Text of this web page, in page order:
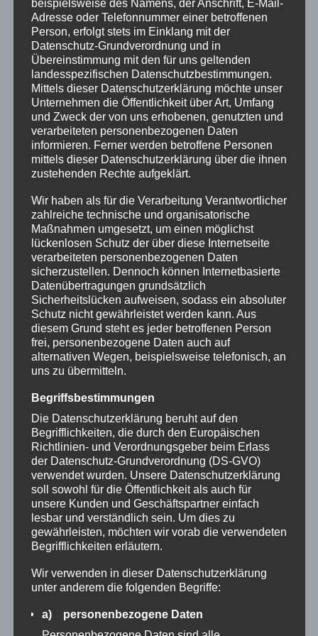
(5%) der Mitarbeiter eines Unternehmens
mit „normaler“ Brandgefährdung als
Brandschutzhelfer unterwiesen sein.
Nach Art und Größe oder
Brandgefährdung des Betriebes kann
eine höhere Unterweisungsquote
sinnvoll sein.
Sicherheit im Einzelhandel
Durch die Unterstützung zahlreicher
Geschäftspartner hier aus Wolfsburg, gibt
es seit dem Jahr 2003 wieder die
Citydetektive in der Wolfsburger
Die Erfahrung hat gezeigt, dass diese Art
der Überwachung effektiver und
kostengünstiger ist als der Dauereinsatz
von Hausdetektiven.
Empfangsdienste
beispielsweise des Namens, der Anschrift, E-Mail-
Adresse oder Telefonnummer einer betroffenen
Person, erfolgt stets im Einklang mit der
Datenschutz-Grundverordnung und in
Übereinstimmung mit den für uns geltenden
landesspezifischen Datenschutzbestimmungen.
Mittels dieser Datenschutzerklärung möchte unser
Unternehmen die Öffentlichkeit über Art, Umfang
und Zweck der von uns erhobenen, genutzten und
verarbeiteten personenbezogenen Daten
informieren. Ferner werden betroffene Personen
mittels dieser Datenschutzerklärung über die ihnen
zustehenden Rechte aufgeklärt.
Wir haben als für die Verarbeitung Verantwortlicher
zahlreiche technische und organisatorische
Maßnahmen umgesetzt, um einen möglichst
lückenlosen Schutz der über diese Internetseite
verarbeiteten personenbezogenen Daten
sicherzustellen. Dennoch können Internetbasierte
Datenübertragungen grundsätzlich
Sicherheitslücken aufweisen, sodass ein absoluter
Schutz nicht gewährleistet werden kann. Aus
diesem Grund steht es jeder betroffenen Person
frei, personenbezogene Daten auch auf
alternativen Wegen, beispielsweise telefonisch, an
uns zu übermitteln.
Begriffsbestimmungen
Die Datenschutzerklärung beruht auf den
Begrifflichkeiten, die durch den Europäischen
Richtlinien- und Verordnungsgeber beim Erlass
der Datenschutz-Grundverordnung (DS-GVO)
verwendet wurden. Unsere Datenschutzerklärung
soll sowohl für die Öffentlichkeit als auch für
unsere Kunden und Geschäftspartner einfach
lesbar und verständlich sein. Um dies zu
gewährleisten, möchten wir vorab die verwendeten
Begrifflichkeiten erläutern.
Wir verwenden in dieser Datenschutzerklärung
unter anderem die folgenden Begriffe:
a) personenbezogene Daten